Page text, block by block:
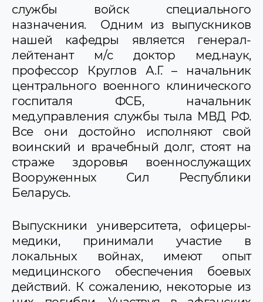
службы войск специального
назначения. Одним из выпускников
нашей кафедры является генерал-
лейтенант м/с доктор мед.наук,
профессор Круглов А.Г. – начальник
центрального военного клинического
госпиталя ФСБ, начальник
мед.управления службы тыла МВД РФ.
Все они достойно исполняют свой
воинский и врачебный долг, стоят на
страже здоровья военнослужащих
Вооруженных Сил Республики
Беларусь.
Выпускники университета, офицеры-
медики, принимали участие в
локальных войнах, имеют опыт
медицинского обеспечения боевых
действий. К сожалению, некоторые из